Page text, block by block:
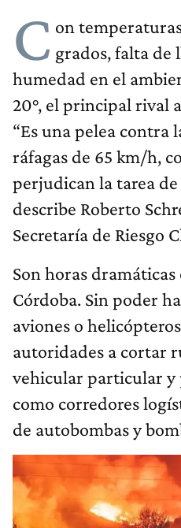
C on
grados, falta de
humedad en el
20°, el principal rival
“Es una pelea contra
ráfagas de 65 km/h,
perjudican la tarea de
describe Roberto
Secretaría de Riesgo
Son horas dramáticas
Córdoba. Sin poder
aviones o
autoridades a cortar
vehicular particular
como corredores
de autobombas y